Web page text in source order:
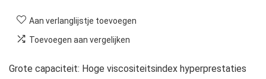
Aan verlanglijstje toevoegen
Toevoegen aan vergelijken
Grote capaciteit: Hoge viscositeitsindex hyperprestaties